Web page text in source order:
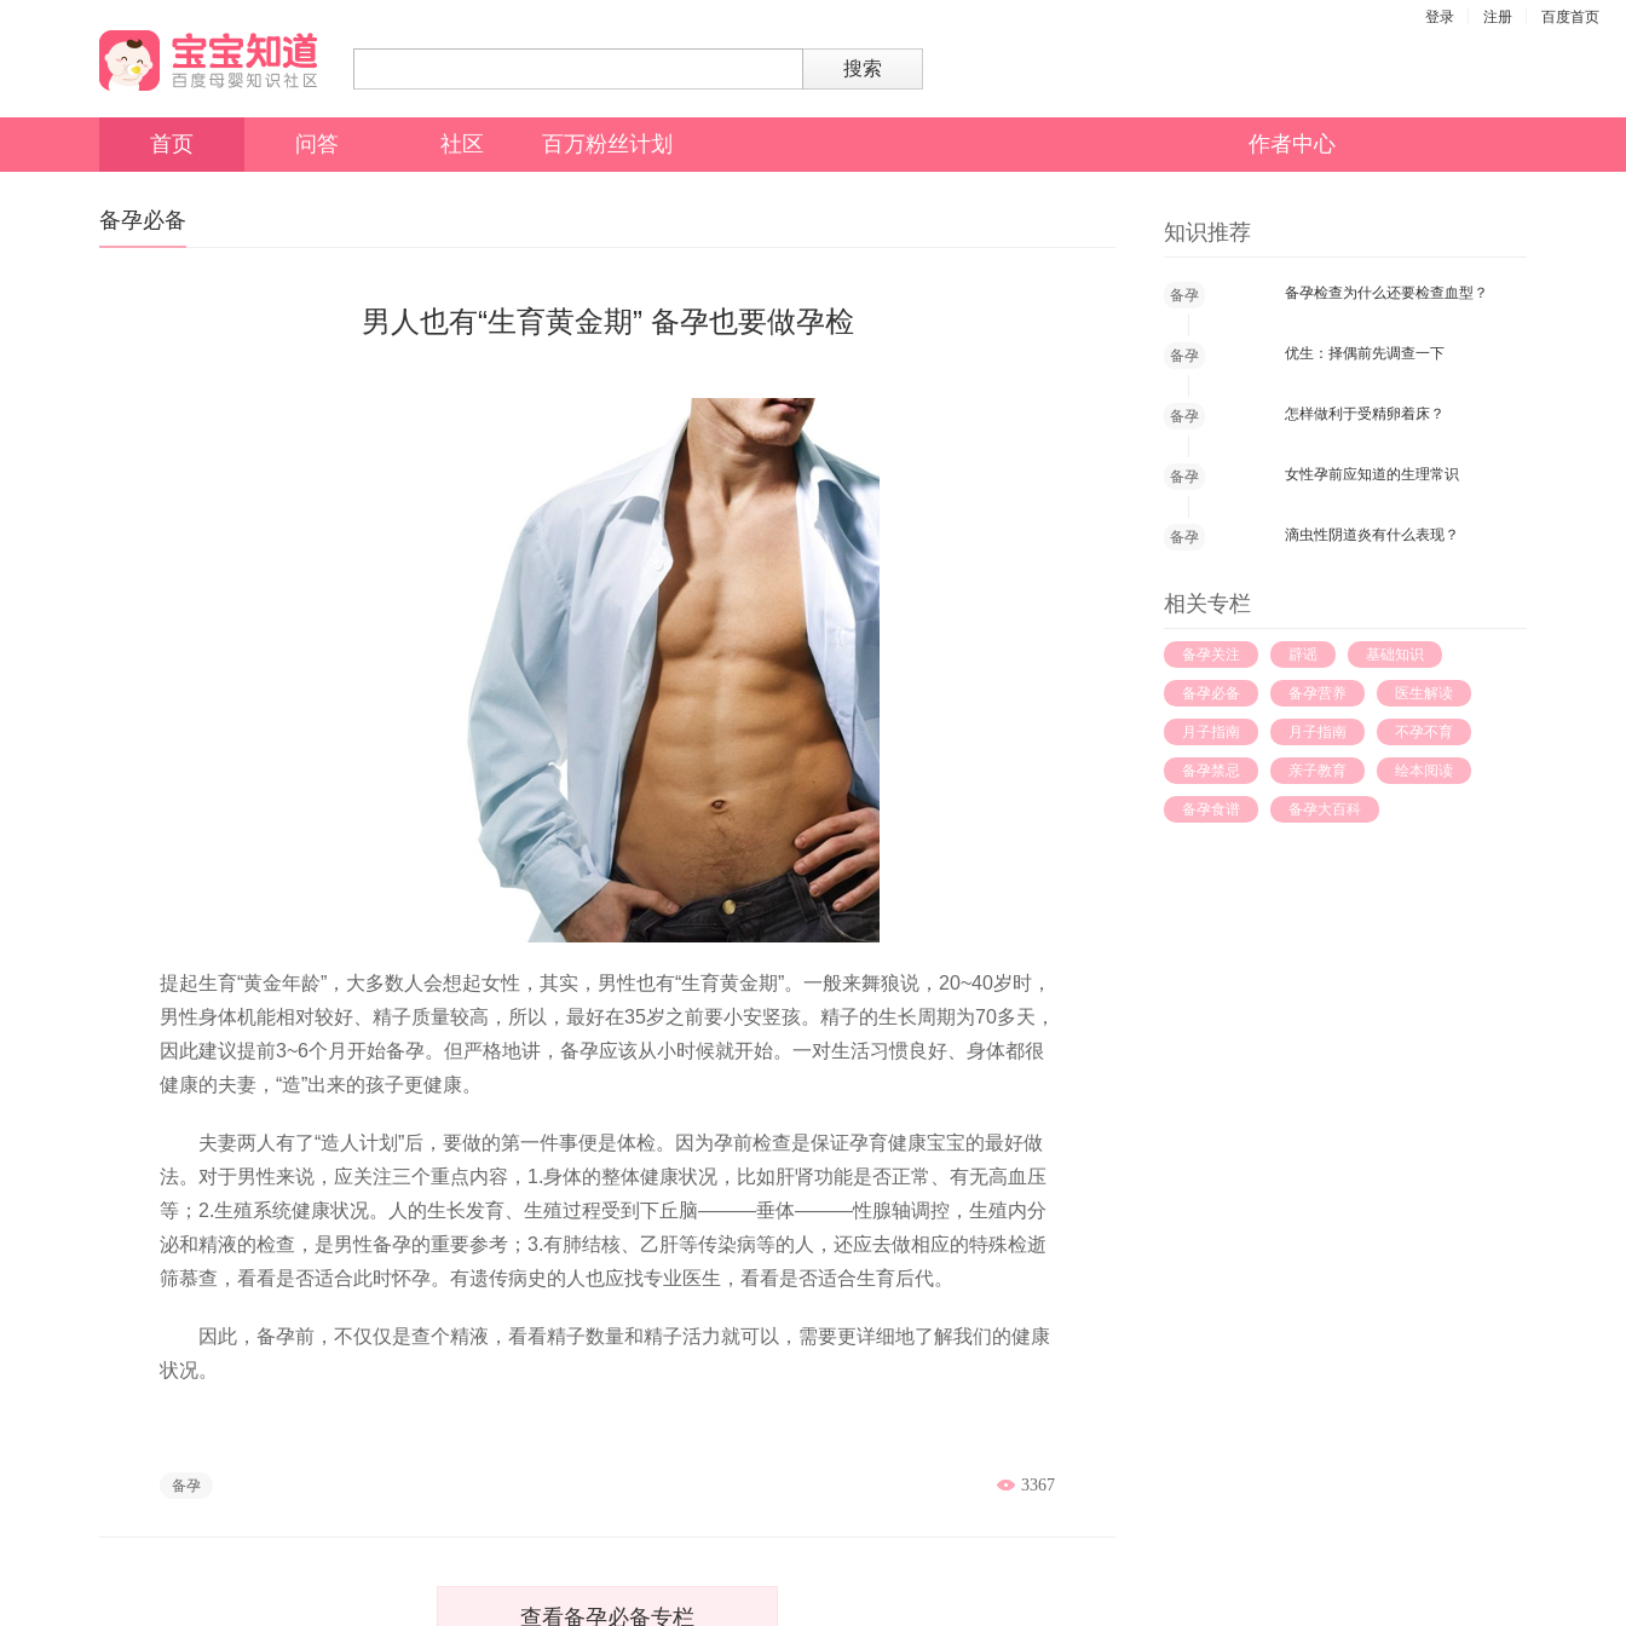
登录 注册 百度首页
搜索
首页 问答 社区 百万粉丝计划 作者中心
知识推荐
备孕 备孕检查为什么还要检查血型？
备孕 优生：择偶前先调查一下
备孕 怎样做利于受精卵着床？
备孕 女性孕前应知道的生理常识
备孕 滴虫性阴道炎有什么表现？
相关专栏
备孕关注 辟谣 基础知识
备孕必备 备孕营养 医生解读
月子指南 月子指南 不孕不育
备孕禁忌 亲子教育 绘本阅读
备孕食谱 备孕大百科
备孕必备
男人也有“生育黄金期” 备孕也要做孕检
提起生育“黄金年龄”，大多数人会想起女性，其实，男性也有“生育黄金期”。一般来舞狼说，20~40岁时，
男性身体机能相对较好、精子质量较高，所以，最好在35岁之前要小安竖孩。精子的生长周期为70多天，
因此建议提前3~6个月开始备孕。但严格地讲，备孕应该从小时候就开始。一对生活习惯良好、身体都很
健康的夫妻，“造”出来的孩子更健康。
夫妻两人有了“造人计划”后，要做的第一件事便是体检。因为孕前检查是保证孕育健康宝宝的最好做
法。对于男性来说，应关注三个重点内容，1.身体的整体健康状况，比如肝肾功能是否正常、有无高血压
等；2.生殖系统健康状况。人的生长发育、生殖过程受到下丘脑———垂体———性腺轴调控，生殖内分
泌和精液的检查，是男性备孕的重要参考；3.有肺结核、乙肝等传染病等的人，还应去做相应的特殊检逝
筛慕查，看看是否适合此时怀孕。有遗传病史的人也应找专业医生，看看是否适合生育后代。
因此，备孕前，不仅仅是查个精液，看看精子数量和精子活力就可以，需要更详细地了解我们的健康
状况。
3367
备孕
查看备孕必备专栏